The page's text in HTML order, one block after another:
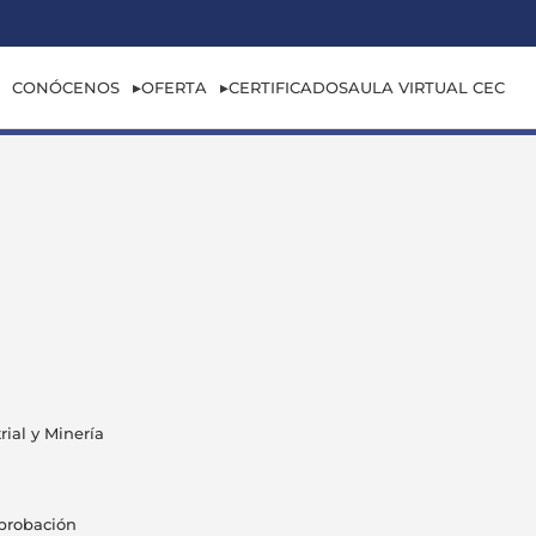
CONÓCENOS OFERTA CERTIFICADOSAULA VIRTUAL CEC
y Minería